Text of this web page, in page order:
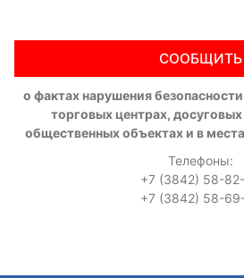
СООБЩИТЬ
о фактах нарушения
торговых центрах,
общественных объектах и в
Телефоны:
+7 (3842) 58-
+7 (3842) 58-